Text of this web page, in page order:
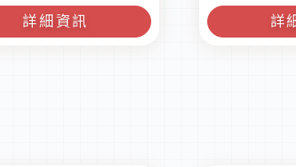
詳細資訊 詳